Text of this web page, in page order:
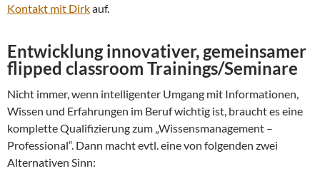
Kontakt mit Dirkauf.
Entwicklung innovativer, gemeinsamer
flipped classroom Trainings/Seminare
Nicht immer, wenn intelligenter Umgang mit Informationen,
Wissen und Erfahrungen im Beruf wichtig ist, braucht es eine
komplette Qualifizierung zum „Wissensmanagement –
Professional“. Dann macht evtl. eine von folgenden zwei
Alternativen Sinn: